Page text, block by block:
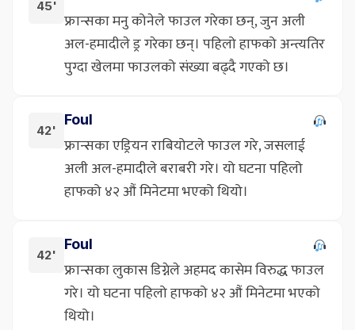
45'
फ्रान्सका मनु कोनेले फाउल गरेका छन्, जुन अली
अल-हमादीले ड्र गरेका छन्। पहिलो हाफको अन्त्यतिर
पुग्दा खेलमा फाउलको संख्या बढ्दै गएको छ।
42'
Foul
फ्रान्सका एड्रियन राबियोटले फाउल गरे, जसलाई
अली अल-हमादीले बराबरी गरे। यो घटना पहिलो
हाफको ४२ औं मिनेटमा भएको थियो।
42'
Foul
फ्रान्सका लुकास डिग्नेले अहमद कासेम विरुद्ध फाउल
गरे। यो घटना पहिलो हाफको ४२ औं मिनेटमा भएको
थियो।